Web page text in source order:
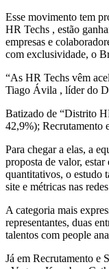
Esse movimento tem
HR Techs , estão
empresas e
com exclusividade, o
“As HR Techs vêm
Tiago Ávila , líder do
Batizado de “Distrito
42,9%); Recrutamento
Para chegar a elas, a
proposta de valor,
quantitativos, o estudo
site e métricas nas
A categoria mais
representantes, duas
talentos com people
Já em Recrutamento e